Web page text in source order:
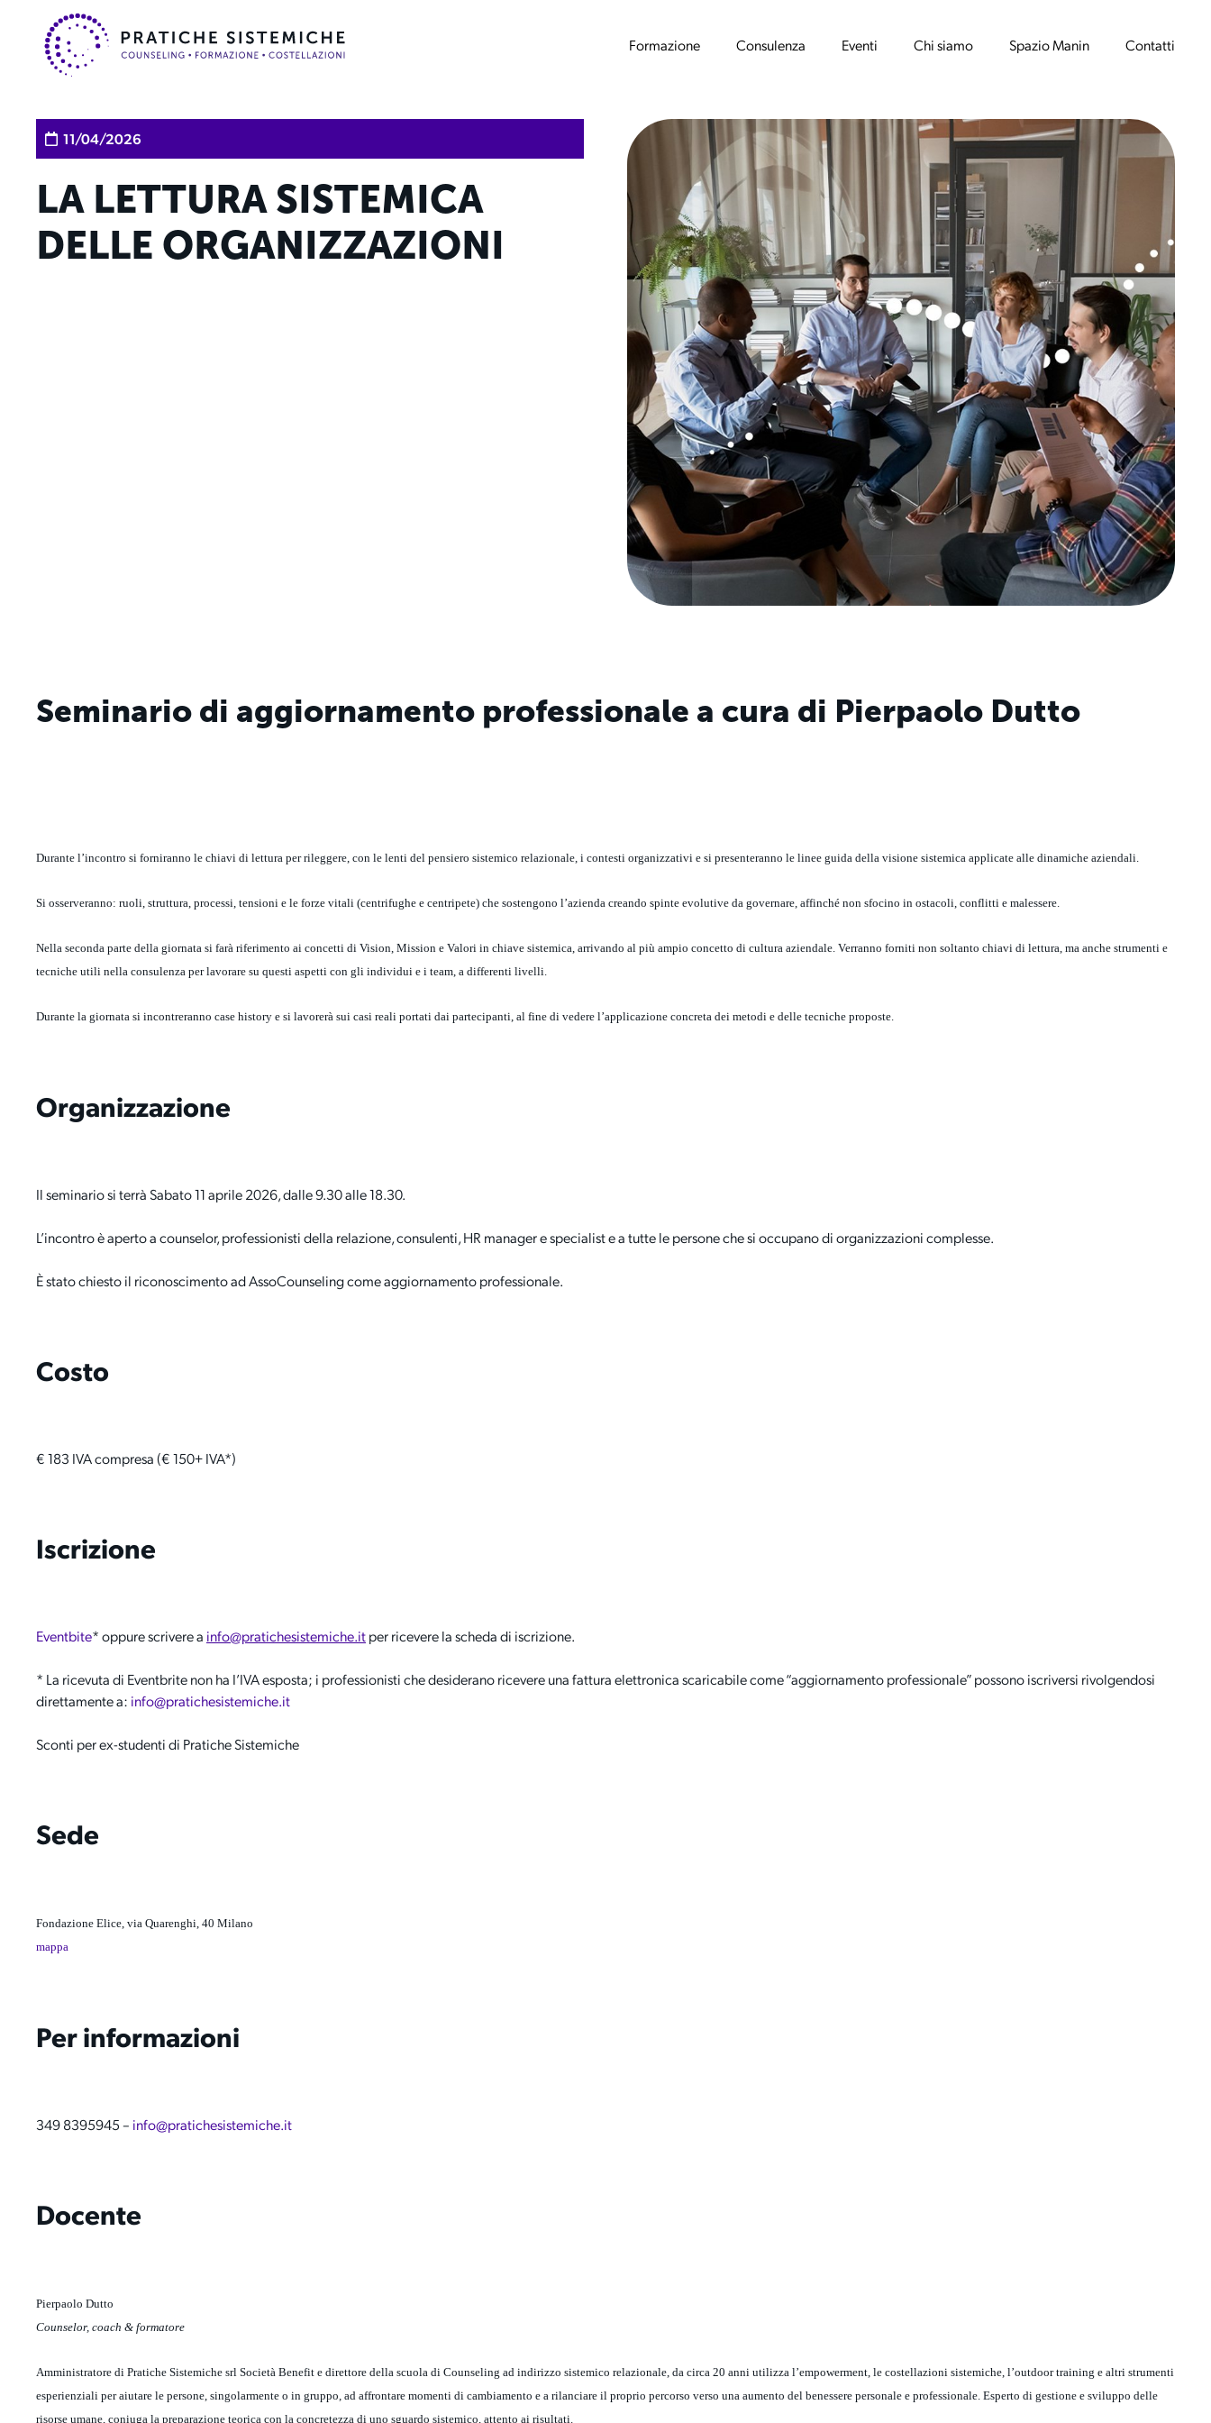
Formazione Consulenza Eventi Chi siamo Spazio Manin Contatti
11/04/2026
LA LETTURA SISTEMICA
DELLE ORGANIZZAZIONI
Seminario di aggiornamento professionale a cura di Pierpaolo Dutto
Durante l’incontro si forniranno le chiavi di lettura per rileggere, con le lenti del pensiero sistemico relazionale, i contesti organizzativi e si presenteranno le linee guida della visione sistemica applicate alle dinamiche aziendali.
Si osserveranno: ruoli, struttura, processi, tensioni e le forze vitali (centrifughe e centripete) che sostengono l’azienda creando spinte evolutive da governare, affinché non sfocino in ostacoli, conflitti e malessere.
Nella seconda parte della giornata si farà riferimento ai concetti di Vision, Mission e Valori in chiave sistemica, arrivando al più ampio concetto di cultura aziendale. Verranno forniti non soltanto chiavi di lettura, ma anche strumenti e
tecniche utili nella consulenza per lavorare su questi aspetti con gli individui e i team, a differenti livelli.
Durante la giornata si incontreranno case history e si lavorerà sui casi reali portati dai partecipanti, al fine di vedere l’applicazione concreta dei metodi e delle tecniche proposte.
Organizzazione
Il seminario si terrà Sabato 11 aprile 2026, dalle 9.30 alle 18.30.
L’incontro è aperto a counselor, professionisti della relazione, consulenti, HR manager e specialist e a tutte le persone che si occupano di organizzazioni complesse.
È stato chiesto il riconoscimento ad AssoCounseling come aggiornamento professionale.
Costo
€ 183 IVA compresa (€ 150+ IVA*)
Iscrizione
Eventbite* oppurescrivere a info@pratichesistemiche.itper ricevere la scheda di iscrizione.
* La ricevuta di Eventbrite non ha I’IVA esposta; i professionisti che desiderano ricevere una fattura elettronica scaricabile come “aggiornamento professionale” possono iscriversi rivolgendosi
direttamente a: info@pratichesistemiche.it
Sconti per ex-studenti di Pratiche Sistemiche
Sede
Fondazione Elice, via Quarenghi, 40 Milano
mappa
Per informazioni
349 8395945– info@pratichesistemiche.it
Docente
Pierpaolo Dutto
Counselor, coach & formatore
Amministratore di Pratiche Sistemiche srl Società Benefit e direttore della scuola di Counseling ad indirizzo sistemico relazionale, da circa 20 anni utilizza l’empowerment, le costellazioni sistemiche, l’outdoor training e altri strumenti
esperienziali per aiutare le persone, singolarmente o in gruppo, ad affrontare momenti di cambiamento e a rilanciare il proprio percorso verso una aumento del benessere personale e professionale. Esperto di gestione e sviluppo delle
risorse umane, coniuga la preparazione teorica con la concretezza di uno sguardo sistemico, attento ai risultati.